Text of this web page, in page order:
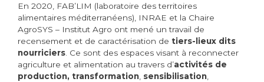
En 2020, FAB’LIM (laboratoire des territoires
alimentaires méditerranéens), INRAE et la Chaire
AgroSYS – Institut Agro ont mené un travail de
recensement et de caractérisation de tiers-lieux dits
nourriciers . Ce sont des espaces visant à reconnecter
agriculture et alimentation au travers d’activités de
production, transformation sensibilisation